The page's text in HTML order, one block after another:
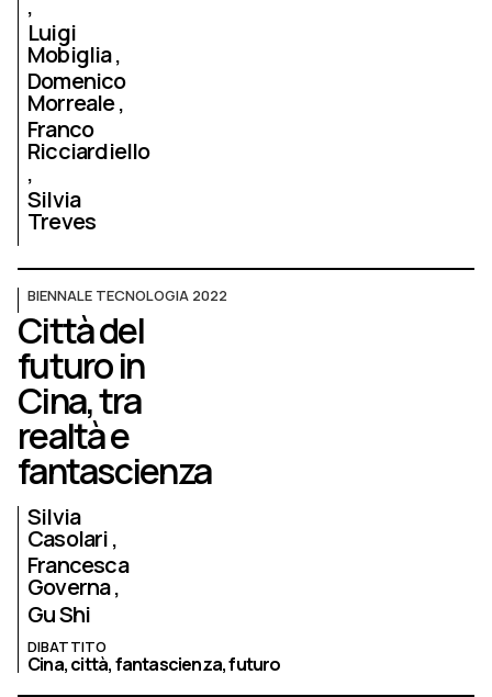
Luigi
Mobiglia
Domenico
Morreale
Franco
Ricciardiello
Silvia
Treves
BIENNALE TECNOLOGIA 2022
Città del
futuro in
Cina, tra
realtà e
fantascienza
Silvia
Casolari
Francesca
Governa
Gu Shi
DIBATTITO
Cina,città,fantascienza,futuro